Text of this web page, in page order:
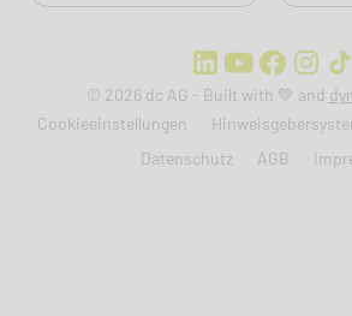
© 2026 dc AG - Built with 💚 and
Cookieeinstellungen
Datenschutz
AGB